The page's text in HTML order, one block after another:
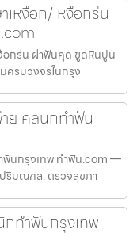
หงือก/เหงือกร่น
อกร่น ผ่าฟันคุด ขูดหินปูน
รบวงจรในกรุง
ย คลินิกทำฟัน
ฟันกรุงเทพ ทำฟัน.com —
ริมณฑล: ตรวจสุขภา
ทำฟันกรุงเทพ